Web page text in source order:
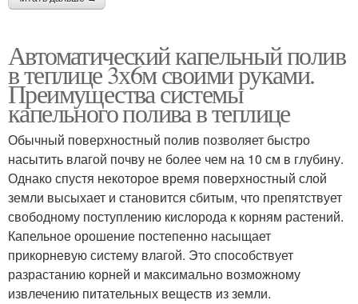
Автоматический капельный полив
в теплице 3х6м своими руками.
Преимущества системы
капельного полива в теплице
Обычный поверхностный полив позволяет быстро
насытить влагой почву не более чем на 10 см в глубину.
Однако спустя некоторое время поверхностный слой
земли высыхает и становится сбитым, что препятствует
свободному поступлению кислорода к корням растений.
Капельное орошение постепенно насыщает
прикорневую систему влагой. Это способствует
разрастанию корней и максимально возможному
извлечению питательных веществ из земли.